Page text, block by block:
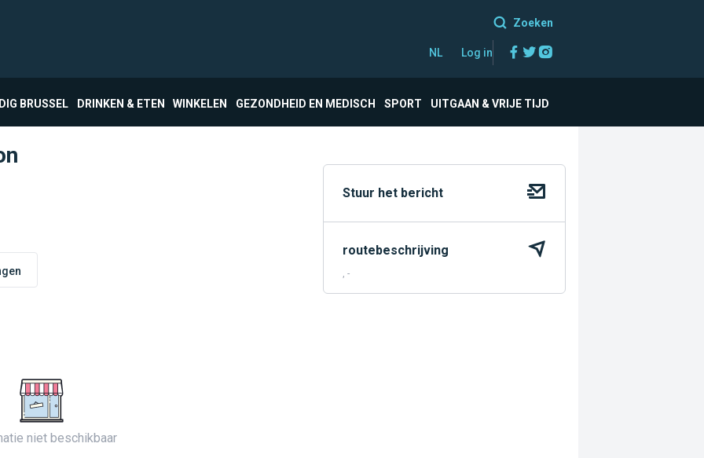
Zoeken
NL Log in Facebook
Twitter
BRUSSEL DRINKEN & ETEN WINKELEN GEZONDHEID EN MEDISCH SPORT UITGAAN & VRIJE TIJD
niet beschikbaar
Stuur het bericht
routebeschrijving
, -